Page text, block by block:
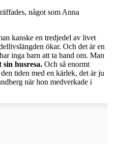
något som Anna
kanske en tredjedel av livet
ökar. Och det är en
inga barn att ta hand om. Man
husresa. Och så enormt
tiden med en kärlek, det är ju
när hon medverkade i